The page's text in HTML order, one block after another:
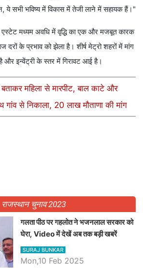
ये सभी भविष्य में विकास में तेजी लाने में सहायक हैं।"
एस्टेट मध्यम अवधि में वृद्धि का एक और मजबूत कारक
दरों के प्रभाव को झेला है। शीर्ष मेट्रो शहरों में मांग
इन्वेंट्री के स्तर में गिरावट आई है।
महिला से मारपीट, बाल काटे और
से निकाला, 20 लाख मौताणा की मांग
राजस्थान चुनाव 2023
गलता पीठ पर गहलोत ने भजनलाल सरकार को
घेरा, Video में देखें अब तक बड़ी खबरें
SURAJ BUNKAR
Mon,10 Feb 2025